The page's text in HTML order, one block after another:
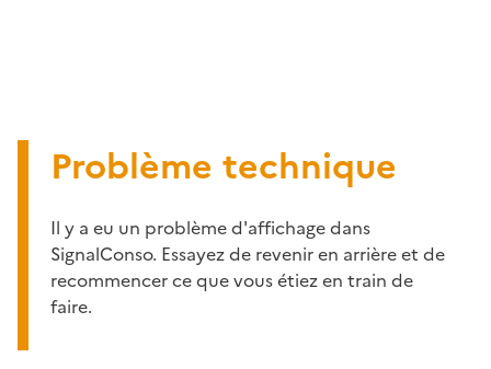
Problème technique
Il y a eu un problème d'affichage dans
SignalConso. Essayez de revenir en arrière et de
recommencer ce que vous étiez en train de
faire.